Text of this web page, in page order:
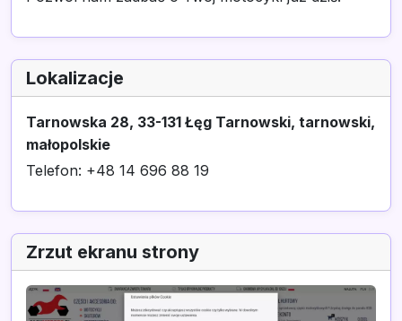
Lokalizacje
Tarnowska 28, 33-131 Łęg Tarnowski, tarnowski,
małopolskie
Telefon: +48 14 696 88 19
Zrzut ekranu strony